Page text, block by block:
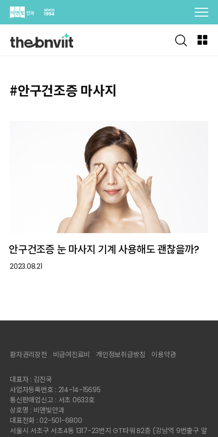
Skip
#안구건조증 마사지
안구건조증 눈 마사지 기계 사용해도 괜찮을까?
2023.08.21
환자권리장전 비급여진료비 개인정보취급방침 이용약관
대표자 : 김진국
사업자등록번호 : 214-14-15695
통신판매업신고 : 서초 0633호
상호명 : 비앤빛안과
대표전화 : 02-501-6800
서울시 서초구 서초4동 1317-23번지 GT타워 B2층 (강남역 9번출구 앞